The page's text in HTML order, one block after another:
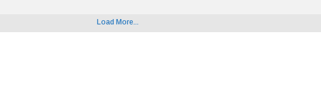
Load More...